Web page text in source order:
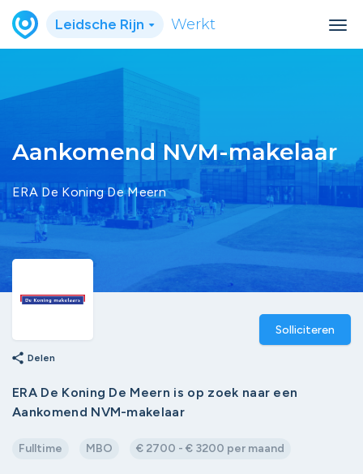
Leidsche Rijn Werkt
Aankomend NVM-makelaar
ERA De Koning De Meern
Solliciteren
share Delen
ERA De Koning De Meern is op zoek naar een
Aankomend NVM-makelaar
Fulltime MBO € 2700 - € 3200 per maand